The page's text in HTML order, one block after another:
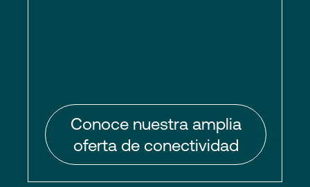
Conoce nuestra amplia
oferta de conectividad